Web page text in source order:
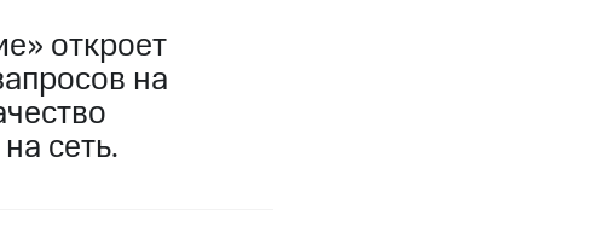
и фитнесПриложения от МТС
откроет
на
сеть.